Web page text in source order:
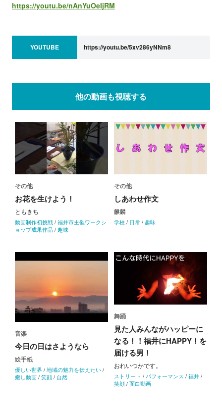
https://youtu.be/nAnYuOeIjRM
YOUTUBE https://youtu.be/5xv286yNNm8
他の動画も視聴する
その他
お花を生けよう！
ともきち
動画制作初挑戦/福井市主催ワークシ
ョップ成果作品/趣味
その他
しあわせ作文
麒麟
学校/ 日常 /趣味
音楽
今日の日はさようなら
絵手紙
優しい世界/地域の魅力を伝えたい/
癒し動画/笑顔/ 自然
舞踊
見た人みんながハッピーに
なる！！福井にHAPPY！を
届ける男！
おれいつかです。
ストリート / パフォーマンス /福井/
笑顔/面白動画